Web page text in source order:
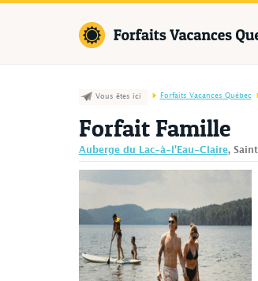
Vous êtes ici Forfaits Vacances Québec
Forfait Famille
Auberge du Lac-à-l'Eau-Claire,